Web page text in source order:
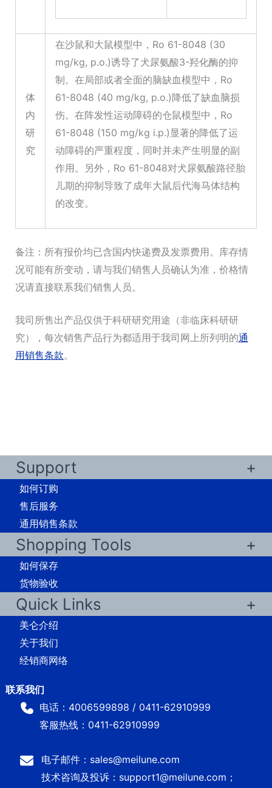
体
内
研
究
在沙鼠和大鼠模型中，Ro 61-8048 (30
mg/kg, p.o.)诱导了犬尿氨酸3-羟化酶的抑
制。在局部或者全面的脑缺血模型中，Ro
61-8048 (40 mg/kg, p.o.)降低了缺血脑损
伤。在阵发性运动障碍的仓鼠模型中，Ro
61-8048 (150 mg/kg i.p.)显著的降低了运
动障碍的严重程度，同时并未产生明显的副
作用。另外，Ro 61-8048对犬尿氨酸路径胎
儿期的抑制导致了成年大鼠后代海马体结构
的改变。
备注：所有报价均已含国内快递费及发票费用。库存情
况可能有所变动，请与我们销售人员确认为准，价格情
况请直接联系我们销售人员。
我司所售出产品仅供于科研研究用途（非临床科研研
究），每次销售产品行为都适用于我司网上所列明的通
用销售条款。
Support
如何订购
售后服务
通用销售条款
Shopping Tools
如何保存
货物验收
Quick Links
美仑介绍
关于我们
经销商网络
电话：4006599898 / 0411-62910999
客服热线：0411-62910999
电子邮件：sales@meilune.com
技术咨询及投诉：support1@meilune.com；